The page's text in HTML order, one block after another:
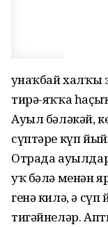
Ҡунаҡбай
тирә-яҡҡа
Ауыл бәләкәй,
сүптәре күп
Отрада
уҡ бәлә менән
генә килә, ә
тигәйнеләр.